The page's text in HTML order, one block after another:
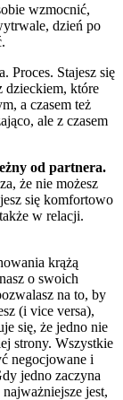
wzmocnić,
dzień po
Proces. Stajesz się
dzieckiem, które
a czasem też
ale z czasem
od partnera.
że nie możesz
się komfortowo
w relacji.
krążą
o swoich
na to, by
(i vice versa),
się, że jedno nie
strony. Wszystkie
negocjowane i
jedno zaczyna
jest,